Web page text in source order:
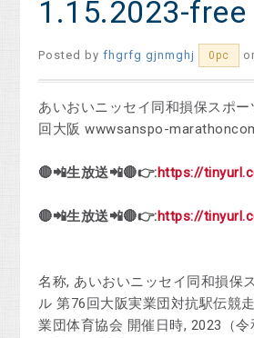
1.15.2023-free
Posted byfhgrfg gjnmghj 0pc
あいおいニッセイ同和損保スポ
回大阪 wwwsanspo-
🔴📲生放送📲🔴👉:https://
🔴📲生放送📲🔴👉:https://
名称, あいおいニッセイ同和損保
ル 第76回大阪実業団対抗駅伝競
業団体育協会 開催日時, 2023（令